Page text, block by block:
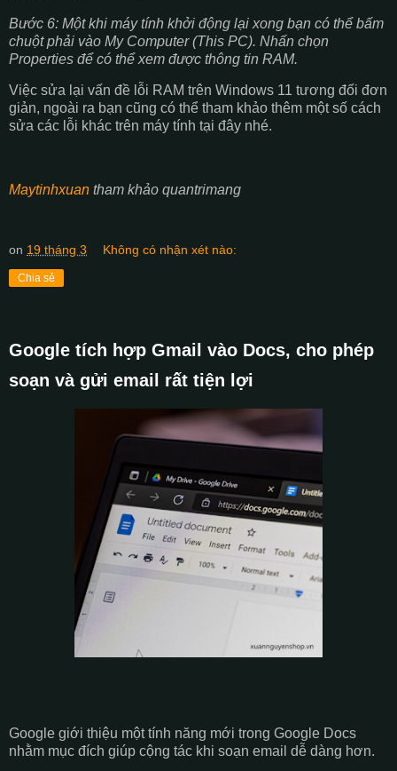
Bước 6: Một khi máy tính khởi động lại xong bạn có thể bấm
chuột phải vào My Computer (This PC). Nhấn chọn
Properties để có thể xem được thông tin RAM.
Việc sửa lại vấn đề lỗi RAM trên Windows 11 tương đối đơn
giản, ngoài ra bạn cũng có thể tham khảo thêm một số cách
sửa các lỗi khác trên máy tính tại đây nhé.
Maytinhxuan tham khảo quantrimang
on 19 tháng 3 Không có nhận xét nào:
Chia sẻ
Google tích hợp Gmail vào Docs, cho phép
soạn và gửi email rất tiện lợi
Google giới thiệu một tính năng mới trong Google Docs
nhằm mục đích giúp cộng tác khi soạn email dễ dàng hơn.